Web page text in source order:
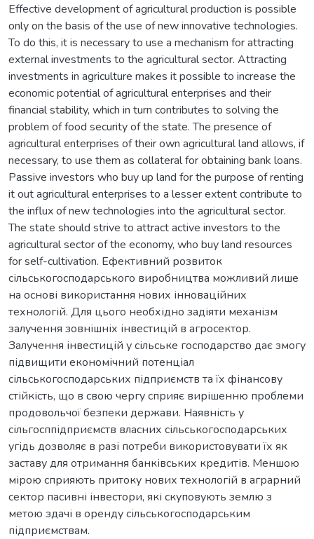
Effective development of agricultural production is possible
only on the basis of the use of new innovative technologies.
To do this, it is necessary to use a mechanism for attracting
external investments to the agricultural sector. Attracting
investments in agriculture makes it possible to increase the
economic potential of agricultural enterprises and their
financial stability, which in turn contributes to solving the
problem of food security of the state. The presence of
agricultural enterprises of their own agricultural land allows, if
necessary, to use them as collateral for obtaining bank loans.
Passive investors who buy up land for the purpose of renting
it out agricultural enterprises to a lesser extent contribute to
the influx of new technologies into the agricultural sector.
The state should strive to attract active investors to the
agricultural sector of the economy, who buy land resources
for self-cultivation. Ефективний розвиток
сільськогосподарського виробництва можливий лише
на основі використання нових інноваційних
технологій. Для цього необхідно задіяти механізм
залучення зовнішніх інвестицій в агросектор.
Залучення інвестицій у сільське господарство дає змогу
підвищити економічний потенціал
сільськогосподарських підприємств та їх фінансову
стійкість, що в свою чергу сприяє вирішенню проблеми
продовольчої безпеки держави. Наявність у
сільгосппідприємств власних сільськогосподарських
угідь дозволяє в разі потреби використовувати їх як
заставу для отримання банківських кредитів. Меншою
мірою сприяють притоку нових технологій в аграрний
сектор пасивні інвестори, які скуповують землю з
метою здачі в оренду сільськогосподарським
підприємствам.